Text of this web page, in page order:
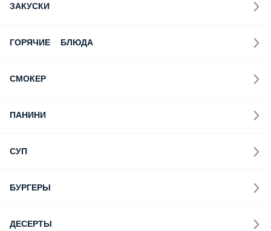
ЗАКУСКИ
ГОРЯЧИЕ БЛЮДА
СМОКЕР
ПАНИНИ
СУП
БУРГЕРЫ
ДЕСЕРТЫ